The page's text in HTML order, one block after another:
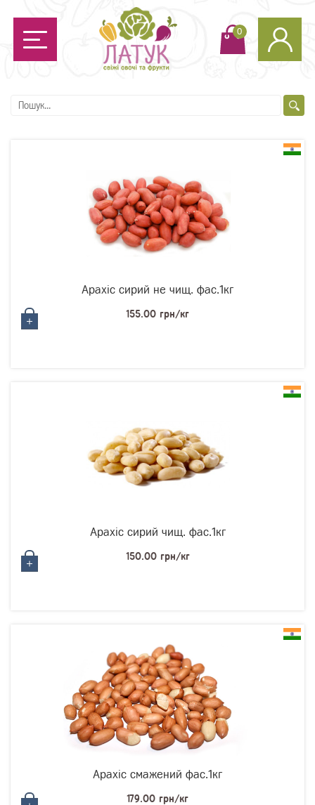
0
Арахіс сирий не чищ. фас.1кг
155.00 грн/кг
Арахіс сирий чищ. фас.1кг
150.00 грн/кг
Арахіс смажений фас.1кг
179.00 грн/кг